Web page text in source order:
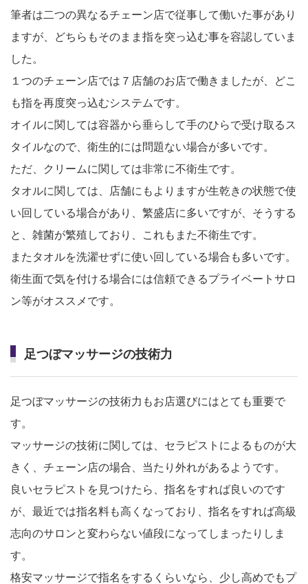
筆者は二つの異なるチェーン店で従事して働いた事があり
ますが、どちらもそのまま指を突っ込む事を容認していま
した。
１つのチェーン店では７店舗のお店で働きましたが、どこ
も指を再度突っ込むシステムです。
オイルに関しては容器から垂らして手のひらで受け取るス
タイルなので、衛生的には問題ない場合が多いです。
ただ、クリームに関しては非常に不衛生です。
タオルに関しては、店舗にもよりますが生乾きの状態で使
い回している場合があり、繁盛店に多いですが、そうする
と、雑菌が繁殖しており、これもまた不衛生です。
またタオルを洗濯せずに使い回している場合も多いです。
衛生面で気を付ける場合には信頼できるプライベートサロ
ン等がオススメです。
足つぼマッサージの技術力
足つぼマッサージの技術力もお店選びにはとても重要で
す。
マッサージの技術に関しては、セラピストによるものが大
きく、チェーン店の場合、当たり外れがあるようです。
良いセラピストを見つけたら、指名をすれば良いのです
が、最近では指名料も高くなっており、指名をすれば高級
志向のサロンと変わらない値段になってしまったりしま
す。
格安マッサージで指名をするくらいなら、少し高めでもプ